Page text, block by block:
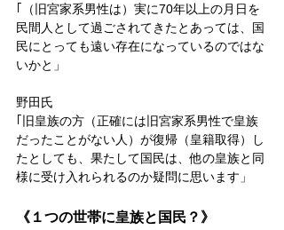
｢（旧宮家系男性は）実に70年以上の月日を
民間人として過ごされてきたとあっては、国
民にとっても遠い存在になっているのではな
いかと」
野田氏
｢旧皇族の方（正確には旧宮家系男性で皇族
だったことがない人）が復帰（皇籍取得）し
たとしても、果たして国民は、他の皇族と同
様に受け入れられるのか疑問に思います」
《１つの世帯に皇族と国民？》